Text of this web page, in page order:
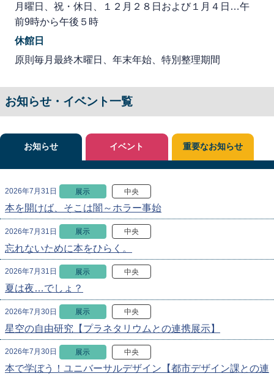
月曜日、祝・休日、１２月２８日および１月４日…午
前9時から午後５時
休館日
原則毎月最終木曜日、年末年始、特別整理期間
お知らせ・イベント一覧
お知らせ
2026年7月31日 展示 中央
本を開けば、そこは闇～ホラー事始
2026年7月31日 展示 中央
忘れないために本をひらく。
2026年7月31日 展示 中央
夏は夜…でしょ？
2026年7月30日 展示 中央
星空の自由研究【プラネタリウムとの連携展示】
2026年7月30日 展示 中央
本で学ぼう！ユニバーサルデザイン【都市デザイン課との連
イベント 重要なお知らせ